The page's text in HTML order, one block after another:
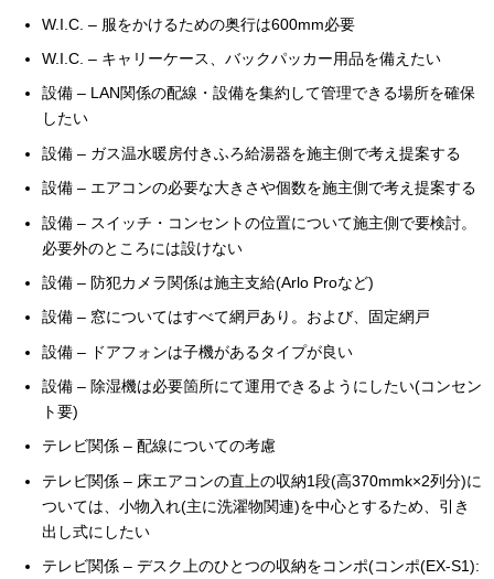
W.I.C. – 服をかけるための奥行は600mm必要
W.I.C. – キャリーケース、バックパッカー用品を備えたい
設備 – LAN関係の配線・設備を集約して管理できる場所を確保
したい
設備 – ガス温水暖房付きふろ給湯器を施主側で考え提案する
設備 – エアコンの必要な大きさや個数を施主側で考え提案する
設備 – スイッチ・コンセントの位置について施主側で要検討。
必要外のところには設けない
設備 – 防犯カメラ関係は施主支給(Arlo Proなど)
設備 – 窓についてはすべて網戸あり。および、固定網戸
設備 – ドアフォンは子機があるタイプが良い
設備 – 除湿機は必要箇所にて運用できるようにしたい(コンセン
ト要)
テレビ関係 – 配線についての考慮
テレビ関係 – 床エアコンの直上の収納1段(高370mmk×2列分)に
ついては、小物入れ(主に洗濯物関連)を中心とするため、引き
出し式にしたい
テレビ関係 – デスク上のひとつの収納をコンポ(コンポ(EX-S1):